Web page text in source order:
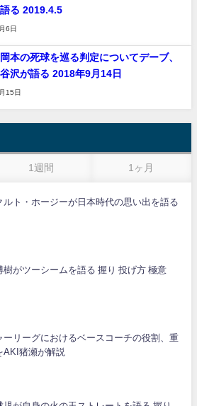
る 2019.4.5
6日
本の死球を巡る判定についてデーブ、
沢が語る 2018年9月14日
15日
1週間 1ヶ月
ルト・ホージーが日本時代の思い出を語る
樹がツーシームを語る 握り 投げ方 極意
ーリーグにおけるベースコーチの役割、重
AKI猪瀬が解説